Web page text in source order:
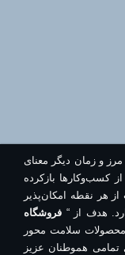
و زمان دیگر معنای
کسب‌وکارها بازکرده
هر نقطه امکان‌پذیر
هدف از “ فروشگاه
سلامت محور
هموطنان عزیز